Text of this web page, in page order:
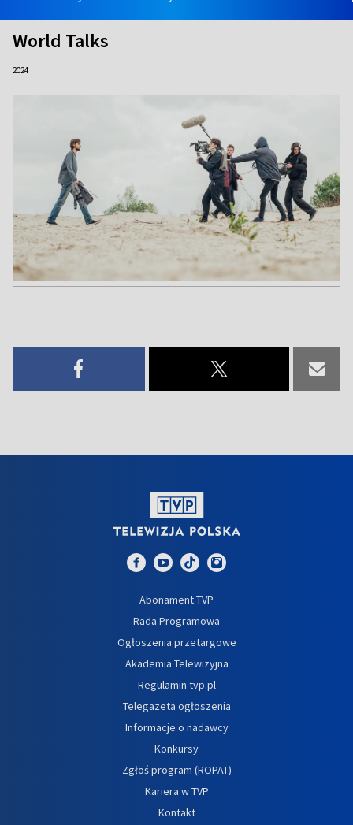
World Talks
2024
Abonament TVP
Rada Programowa
Ogłoszenia przetargowe
Akademia Telewizyjna
Regulamin tvp.pl
Telegazeta ogłoszenia
Informacje o nadawcy
Konkursy
Zgłoś program (ROPAT)
Kariera w TVP
Kontakt